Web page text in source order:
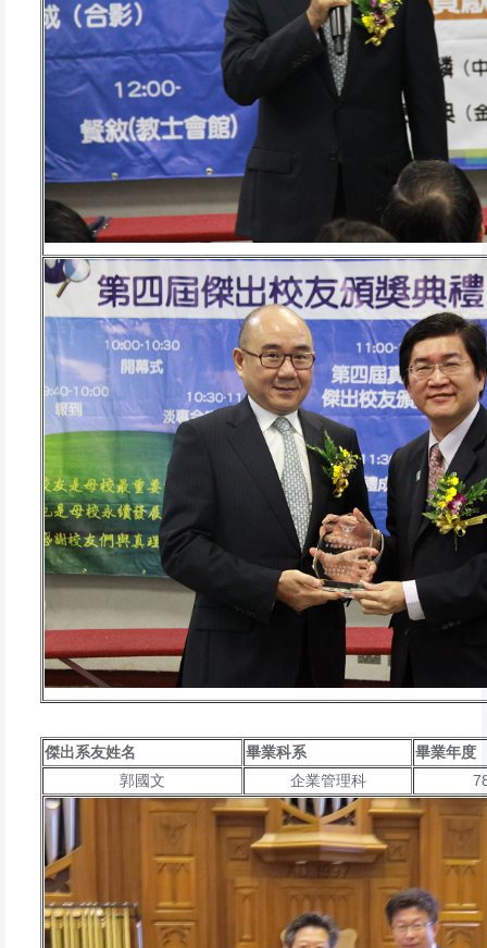
傑出系友姓名 畢業科系
畢業年度
郭國文
企業管理科